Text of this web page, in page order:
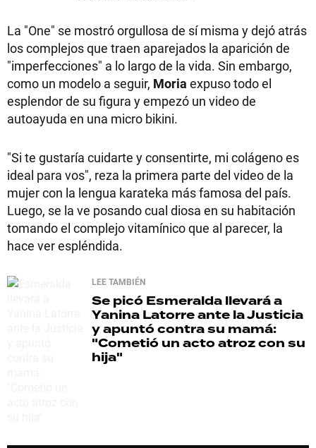
La "One" se mostró orgullosa de sí misma y dejó atrás
los complejos que traen aparejados la aparición de
"imperfecciones" a lo largo de la vida. Sin embargo,
como un modelo a seguir, Moria expuso todo el
esplendor de su figura y empezó un video de
autoayuda en una micro bikini.
"Si te gustaría cuidarte y consentirte, mi colágeno es
ideal para vos", reza la primera parte del video de la
mujer con la lengua karateka más famosa del país.
Luego, se la ve posando cual diosa en su habitación
tomando el complejo vitamínico que al parecer, la
hace ver espléndida.
LEE TAMBIÉN
Se picó Esmeralda llevará a
Yanina Latorre ante la Justicia
y apuntó contra su mamá:
"Cometió un acto atroz con su
hija"